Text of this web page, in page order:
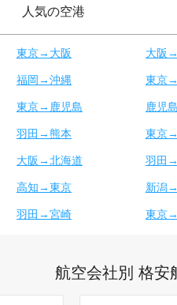
人気の空港
東京→大阪 大阪
福岡→沖縄 東京
東京→鹿児島 鹿児
羽田→熊本 東京
大阪→北海道 羽田
高知→東京 新潟
羽田→宮崎 東京
航空会社別 格安